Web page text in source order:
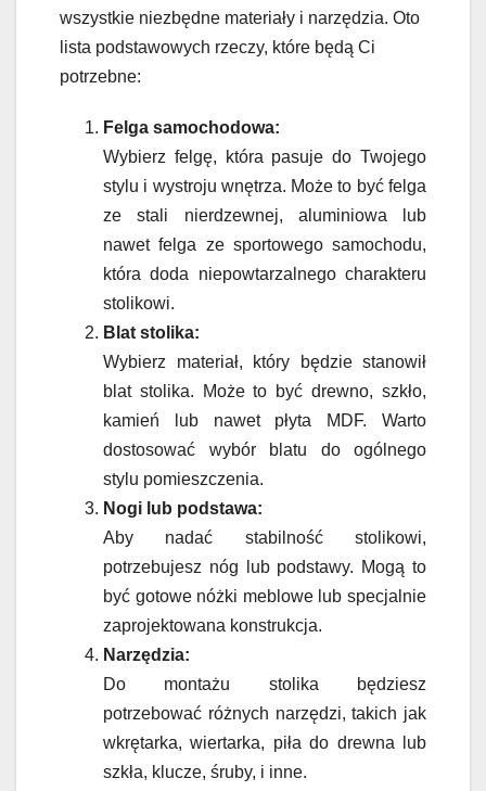
wszystkie niezbędne materiały i narzędzia. Oto
lista podstawowych rzeczy, które będą Ci
potrzebne:
Felga samochodowa:
Wybierz felgę, która pasuje do Twojego
stylu i wystroju wnętrza. Może to być felga
ze stali nierdzewnej, aluminiowa lub
nawet felga ze sportowego samochodu,
która doda niepowtarzalnego charakteru
stolikowi.
Blat stolika:
Wybierz materiał, który będzie stanowił
blat stolika. Może to być drewno, szkło,
kamień lub nawet płyta MDF. Warto
dostosować wybór blatu do ogólnego
stylu pomieszczenia.
Nogi lub podstawa:
Aby nadać stabilność stolikowi,
potrzebujesz nóg lub podstawy. Mogą to
być gotowe nóżki meblowe lub specjalnie
zaprojektowana konstrukcja.
Narzędzia:
Do montażu stolika będziesz
potrzebować różnych narzędzi, takich jak
wkrętarka, wiertarka, piła do drewna lub
szkła, klucze, śruby, i inne.